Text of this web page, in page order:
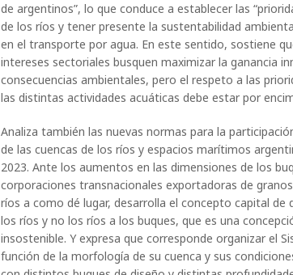
de argentinos”, lo que conduce a establecer las
de los ríos y tener presente la sustentabilidad
en el transporte por agua. En este sentido, sostiene
intereses sectoriales busquen maximizar la ganancia
consecuencias ambientales, pero el respeto a las
las distintas actividades acuáticas debe estar por
Analiza también las nuevas normas para la
de las cuencas de los ríos y espacios marítimos
2023. Ante los aumentos en las dimensiones de los
corporaciones transnacionales exportadoras de
ríos a como dé lugar, desarrolla el concepto capital de
los ríos y no los ríos a los buques, que es una
insostenible. Y expresa que corresponde organizar el
función de la morfología de su cuenca y sus